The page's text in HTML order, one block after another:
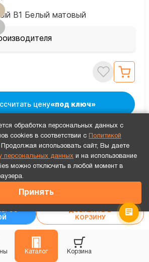
Каталог Корзина
за 10 минут по СМС или телефону!
КОРЗИНУ
В1 Белый матовый
цену«под ключ»
обработка персональных данных с
cookies в соответствии с
Политикой
Продолжая использовать сайт, Вы даете
персональных данных и на использование
можно отключить в любой момент в
Принять